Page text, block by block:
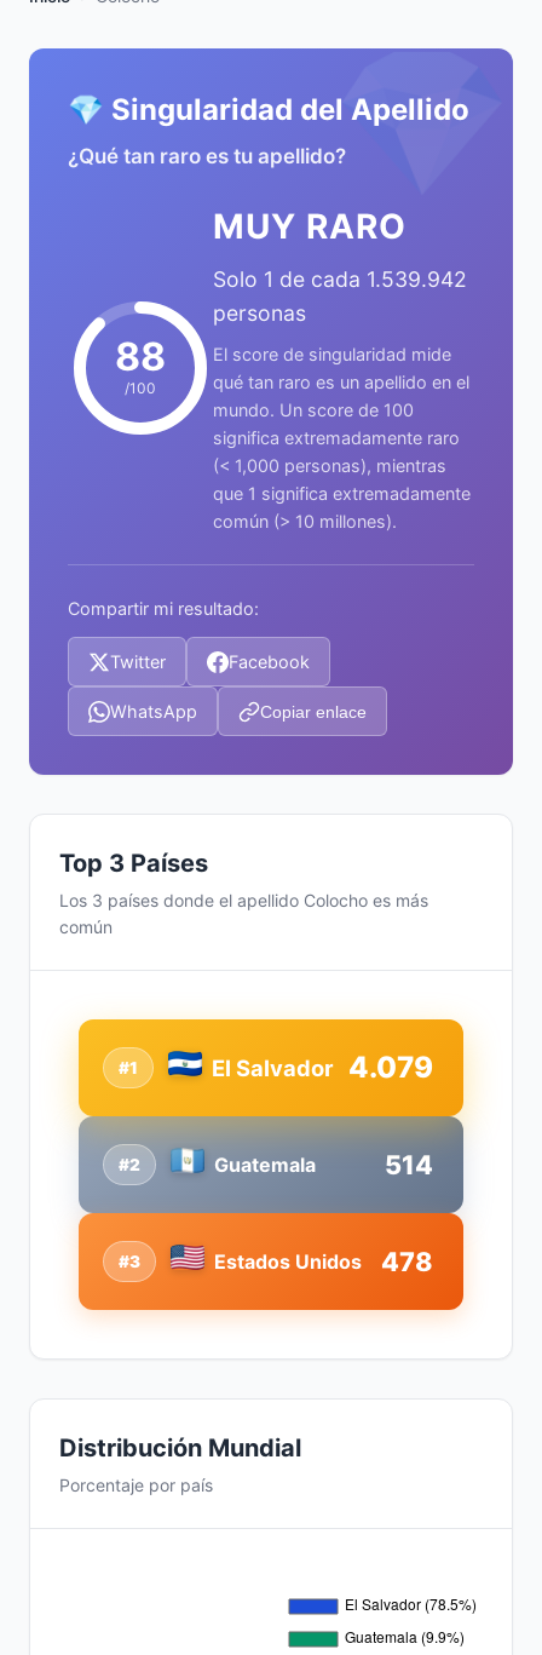
💎
💎 Singularidad del Apellido
¿Qué tan raro es tu apellido?
88
/100
MUY RARO
Solo 1 de cada 1.539.942
personas
El score de singularidad mide
qué tan raro es un apellido en el
mundo. Un score de 100
significa extremadamente raro
(< 1,000 personas), mientras
que 1 significa extremadamente
común (> 10 millones).
Compartir mi resultado:
Twitter Facebook
WhatsApp Copiar enlace
Top 3 Países
Los 3 países donde el apellido Colocho es más
común
#2 Guatemala 514
#1 El Salvador 4.079
#3 Estados Unidos 478
Distribución Mundial
Porcentaje por país